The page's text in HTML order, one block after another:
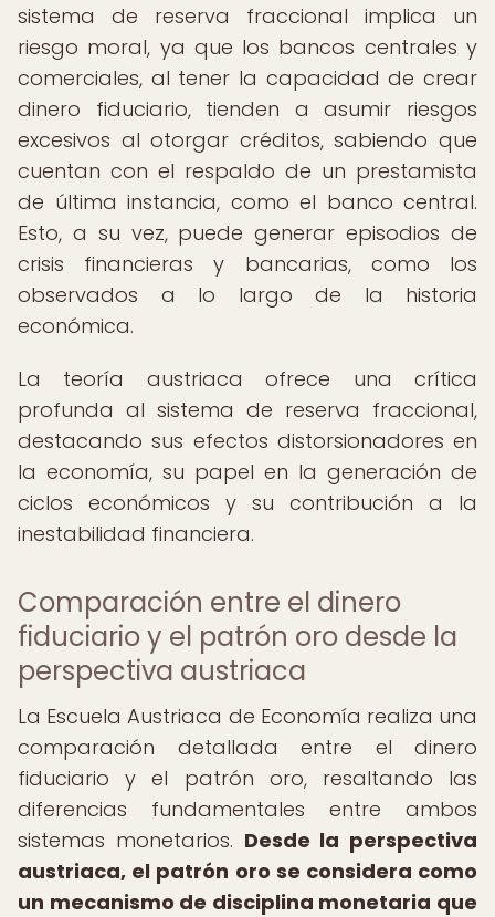
sistema de reserva fraccional implica un
riesgo moral, ya que los bancos centrales y
comerciales, al tener la capacidad de crear
dinero fiduciario, tienden a asumir riesgos
excesivos al otorgar créditos, sabiendo que
cuentan con el respaldo de un prestamista
de última instancia, como el banco central.
Esto, a su vez, puede generar episodios de
crisis financieras y bancarias, como los
observados a lo largo de la historia
económica.
La teoría austriaca ofrece una crítica
profunda al sistema de reserva fraccional,
destacando sus efectos distorsionadores en
la economía, su papel en la generación de
ciclos económicos y su contribución a la
inestabilidad financiera.
Comparación entre el dinero
fiduciario y el patrón oro desde la
perspectiva austriaca
La Escuela Austriaca de Economía realiza una
comparación detallada entre el dinero
fiduciario y el patrón oro, resaltando las
diferencias fundamentales entre ambos
sistemas monetarios. Desde la perspectiva
austriaca, el patrón oro se considera como
un mecanismo de disciplina monetaria que